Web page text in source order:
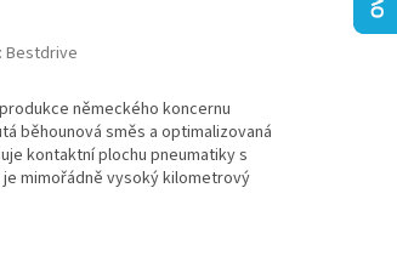
Bestdrive
německého koncernu
běhounová směs a optimalizovaná
kontaktní plochu pneumatiky s
mimořádně vysoký kilometrový